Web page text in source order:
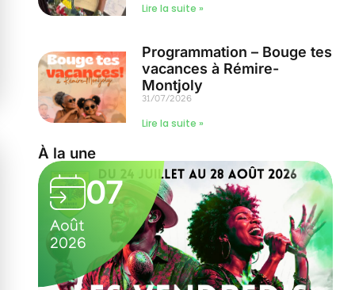
Lire la suite »
Programmation – Bouge tes
vacances à Rémire-
Montjoly
31/07/2026
Lire la suite »
À la une
05
Août
2026